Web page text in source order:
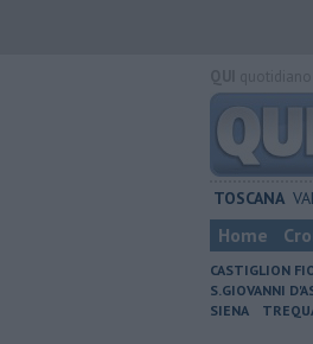
TOSCANA
Home
CASTIGLION
S.GIOVANNI
SIENA